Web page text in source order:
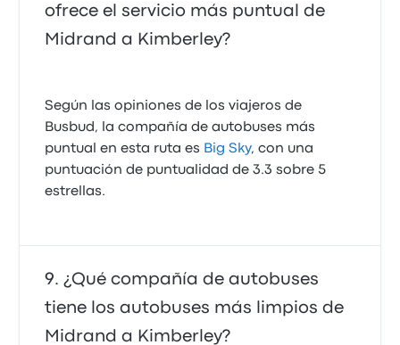
ofrece el servicio más puntual de
Midrand a Kimberley?
Según las opiniones de los viajeros de
Busbud, la compañía de autobuses más
puntual en esta ruta es Big Sky, con una
puntuación de puntualidad de 3.3 sobre 5
estrellas.
¿Qué compañía de autobuses
tiene los autobuses más limpios de
Midrand a Kimberley?